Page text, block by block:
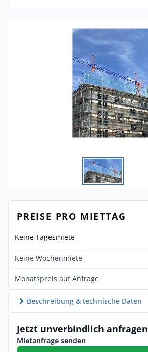
PREISE PRO MIETTAG
Keine Tagesmiete
Keine Wochenmiete
Monatspreis auf Anfrage
Beschreibung & technische Daten
Jetzt unverbindlich anfragen
Mietanfrage senden